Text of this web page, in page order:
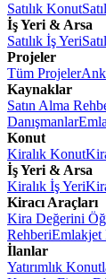
Satılık Konut
İş Yeri & Arsa
Satılık İş Yeri
Projeler
Tüm Projeler
Kaynaklar
Satın Alma
Danışmanlar
Konut
Kiralık Konut
İş Yeri & Arsa
Kiralık İş Yeri
Kiracı Araçları
Kira Değerini
RehberiEmlakjet
İlanlar
Yatırımlık